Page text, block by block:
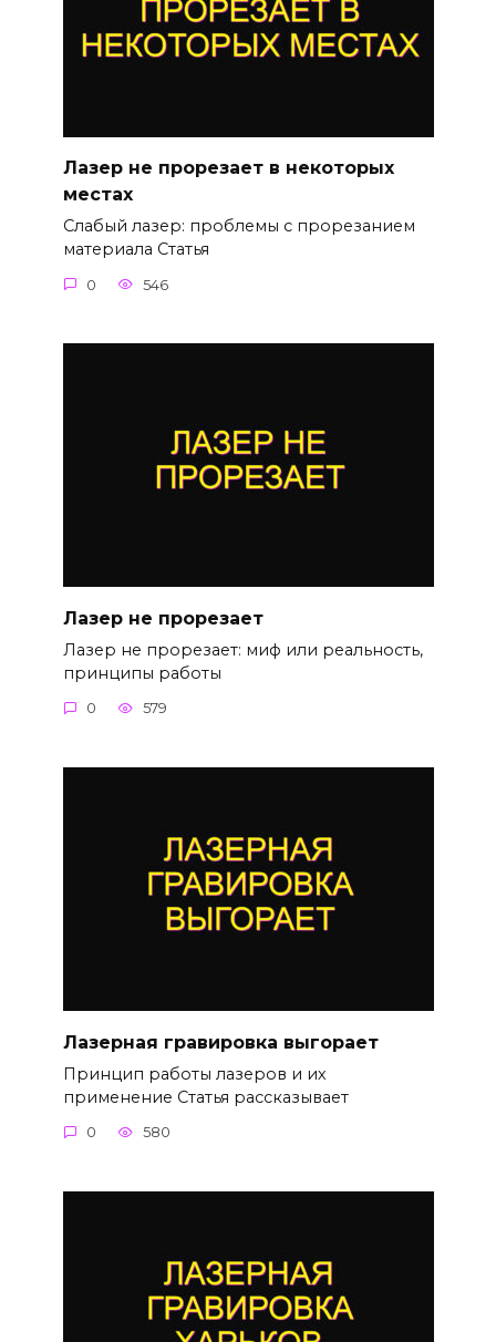
Лазер не прорезает в некоторых
местах
Слабый лазер: проблемы с прорезанием
материала Статья
0 546
Лазер не прорезает
Лазер не прорезает: миф или реальность,
принципы работы
0 579
Лазерная гравировка выгорает
Принцип работы лазеров и их
применение Статья рассказывает
0 580